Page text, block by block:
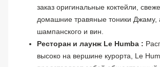
заказ оригинальные коктейли,
домашние травяные тоники Джаму,
шампанского и вин.
Ресторан и лаунж Le Humba :
высоко на вершине курорта, Le